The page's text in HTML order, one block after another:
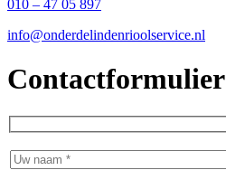
010 – 47 05 897
info@onderdelindenrioolservice.nl
Contactformulier